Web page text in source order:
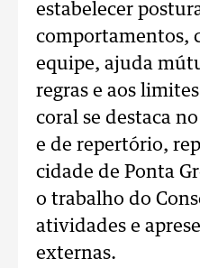
estabelecer
comportamentos,
equipe, ajuda
regras e aos
coral se destaca
e de repertório,
cidade de Ponta
o trabalho do
atividades e
externas.